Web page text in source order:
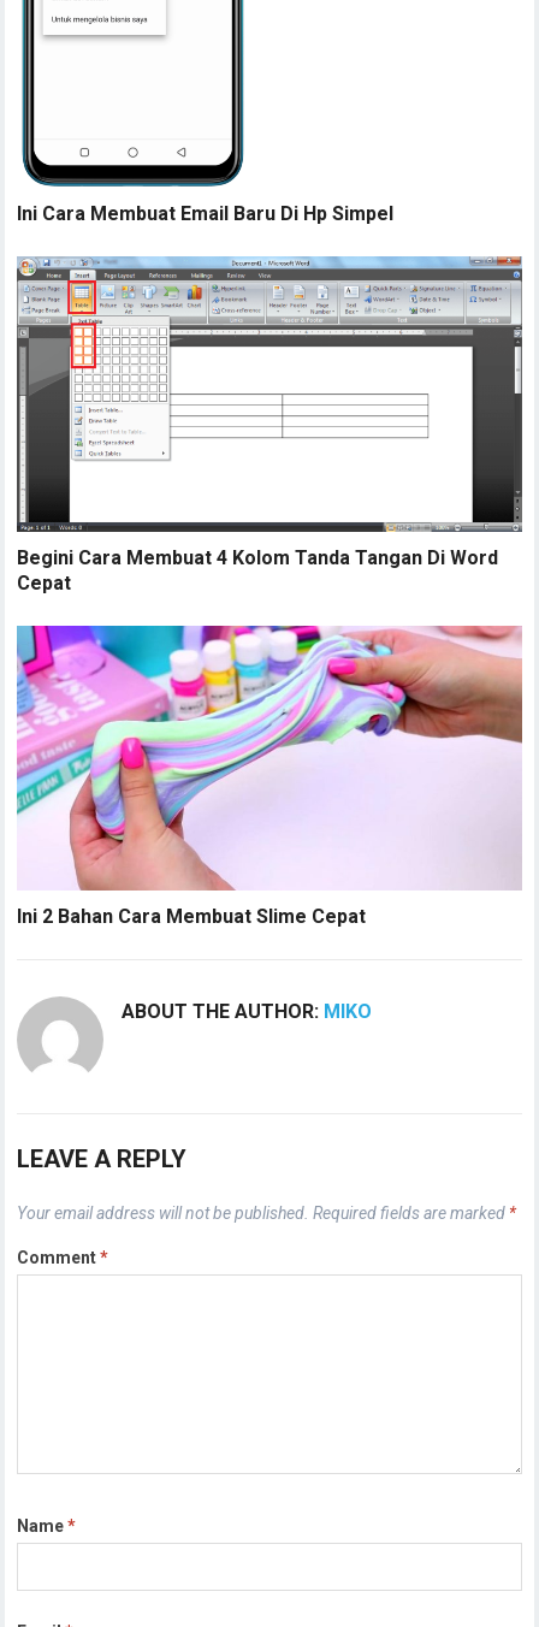
Ini Cara Membuat Email Baru Di Hp Simpel
Begini Cara Membuat 4 Kolom Tanda Tangan Di Word
Cepat
Ini 2 Bahan Cara Membuat Slime Cepat
ABOUT THE AUTHOR: MIKO
LEAVE A REPLY
Your email address will not be published. Required fields are marked *
Comment*
Name*